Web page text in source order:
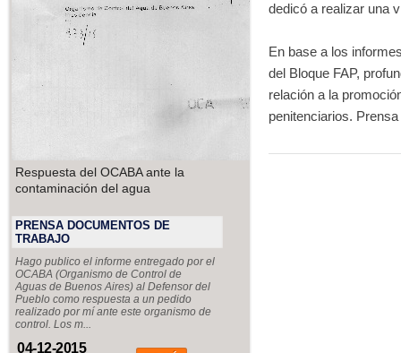
Respuesta del OCABA ante la
contaminación del agua
PRENSA DOCUMENTOS DE
TRABAJO
Hago publico el informe entregado por el
OCABA (Organismo de Control de
Aguas de Buenos Aires) al Defensor del
Pueblo como respuesta a un pedido
realizado por mí ante este organismo de
control. Los m...
04-12-2015
dedicó a realizar una
En base a los
del Bloque FAP,
relación a la
penitenciarios.